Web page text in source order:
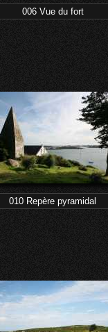
006 Vue du fort
010 Repère pyramidal